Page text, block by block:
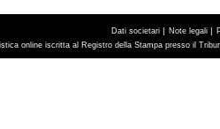
Dati societari Note legali
online iscritta al Registro della Stampa presso il